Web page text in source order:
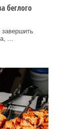
беглого
...